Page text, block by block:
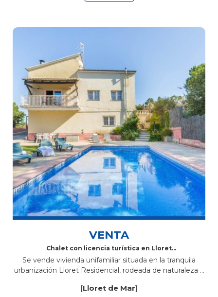
VENTA
Chalet con licencia turística en Lloret
Se vende vivienda unifamiliar situada en la tranquila
urbanización Lloret Residencial, rodeada de naturaleza y
tanto como residencia habitual como inversión,...
[Lloret de Mar]